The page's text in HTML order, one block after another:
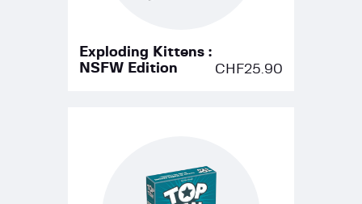
Exploding Kittens :
NSFW Edition
CHF25.90